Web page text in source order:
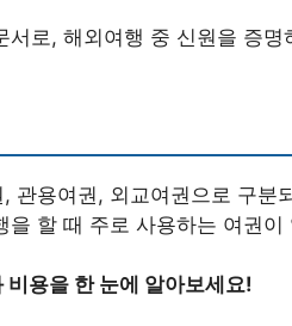
서로, 해외여행 중 신원을 증
관용여권, 외교여권으로 구분
을 할 때 주로 사용하는 여권이
비용을 한 눈에 알아보세요!